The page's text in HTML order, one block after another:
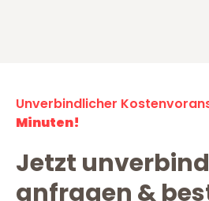
Unverbindlicher
Minuten!
Jetzt
anfragen &